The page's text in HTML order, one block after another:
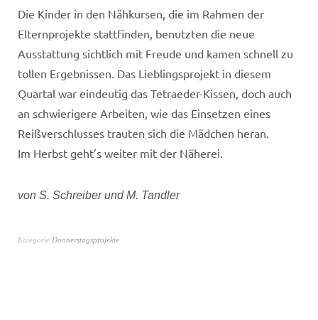
Die Kinder in den Nähkursen, die im Rahmen der
Elternprojekte stattfinden, benutzten die neue
Ausstattung sichtlich mit Freude und kamen schnell zu
tollen Ergebnissen. Das Lieblingsprojekt in diesem
Quartal war eindeutig das Tetraeder-Kissen, doch auch
an schwierigere Arbeiten, wie das Einsetzen eines
Reißverschlusses trauten sich die Mädchen heran.
Im Herbst geht’s weiter mit der Näherei.
von S. Schreiber und M. Tandler
Kategorie Donnerstagsprojekte